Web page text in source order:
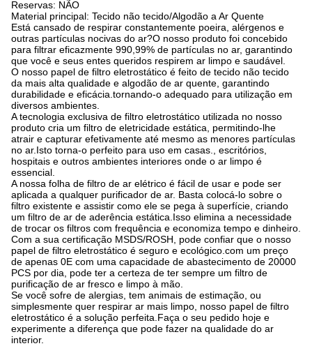
Reservas: NÃO
Material principal: Tecido não tecido/Algodão a Ar Quente
Está cansado de respirar constantemente poeira, alérgenos e
outras partículas nocivas do ar?O nosso produto foi concebido
para filtrar eficazmente 990,99% de partículas no ar, garantindo
que você e seus entes queridos respirem ar limpo e saudável.
O nosso papel de filtro eletrostático é feito de tecido não tecido
da mais alta qualidade e algodão de ar quente, garantindo
durabilidade e eficácia.tornando-o adequado para utilização em
diversos ambientes.
A tecnologia exclusiva de filtro eletrostático utilizada no nosso
produto cria um filtro de eletricidade estática, permitindo-lhe
atrair e capturar efetivamente até mesmo as menores partículas
no ar.Isto torna-o perfeito para uso em casas., escritórios,
hospitais e outros ambientes interiores onde o ar limpo é
essencial.
A nossa folha de filtro de ar elétrico é fácil de usar e pode ser
aplicada a qualquer purificador de ar. Basta colocá-lo sobre o
filtro existente e assistir como ele se pega à superfície, criando
um filtro de ar de aderência estática.Isso elimina a necessidade
de trocar os filtros com frequência e economiza tempo e dinheiro.
Com a sua certificação MSDS/ROSH, pode confiar que o nosso
papel de filtro eletrostático é seguro e ecológico.com um preço
de apenas 0E com uma capacidade de abastecimento de 20000
PCS por dia, pode ter a certeza de ter sempre um filtro de
purificação de ar fresco e limpo à mão.
Se você sofre de alergias, tem animais de estimação, ou
simplesmente quer respirar ar mais limpo, nosso papel de filtro
eletrostático é a solução perfeita.Faça o seu pedido hoje e
experimente a diferença que pode fazer na qualidade do ar
interior.